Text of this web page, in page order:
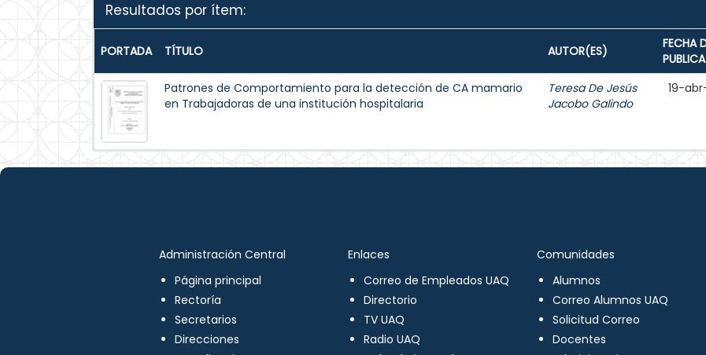
Resultados por ítem:
PORTADA TÍTULO AUTOR(ES)
FECHA
Patrones de Comportamiento para la detección de CA mamario
en Trabajadoras de una institución hospitalaria
Teresa De Jesús
Jacobo Galindo
19-
Administración Central
Página principal
Rectoría
Secretarios
Direcciones
Enlaces
Correo de Empleados UAQ
Directorio
TV UAQ
Radio UAQ
Comunidades
Alumnos
Correo Alumnos UAQ
Solicitud Correo
Docentes